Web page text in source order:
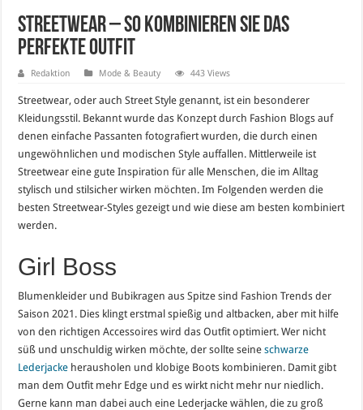
Streetwear – So kombinieren Sie das
perfekte Outfit
Redaktion Mode & Beauty 443 Views
Streetwear, oder auch Street Style genannt, ist ein besonderer
Kleidungsstil. Bekannt wurde das Konzept durch Fashion Blogs auf
denen einfache Passanten fotografiert wurden, die durch einen
ungewöhnlichen und modischen Style auffallen. Mittlerweile ist
Streetwear eine gute Inspiration für alle Menschen, die im Alltag
stylisch und stilsicher wirken möchten. Im Folgenden werden die
besten Streetwear-Styles gezeigt und wie diese am besten kombiniert
werden.
Girl Boss
Blumenkleider und Bubikragen aus Spitze sind Fashion Trends der
Saison 2021. Dies klingt erstmal spießig und altbacken, aber mit hilfe
von den richtigen Accessoires wird das Outfit optimiert. Wer nicht
süß und unschuldig wirken möchte, der sollte seineschwarze
Lederjacke herausholen und klobige Boots kombinieren. Damit gibt
man dem Outfit mehr Edge und es wirkt nicht mehr nur niedlich.
Gerne kann man dabei auch eine Lederjacke wählen, die zu groß